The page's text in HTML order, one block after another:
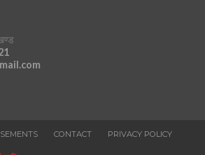
CONTACT PRIVACY POLICY